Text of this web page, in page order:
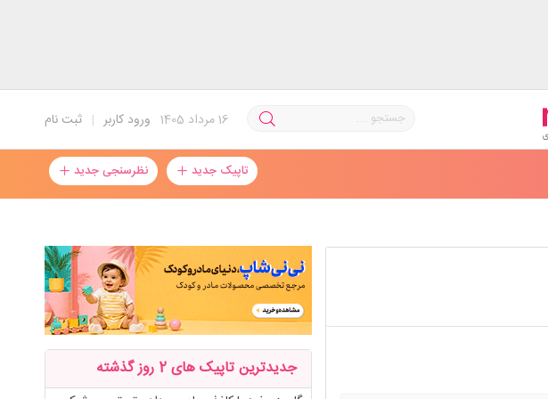
ثبت نام | ورود کاربر 16مرداد 1405
تاپیک جدید نظرسنجی جدید
جدیدترین تاپیک های 2 روز گذشته